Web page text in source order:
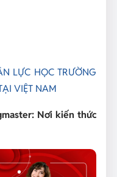
LỰC HỌC TRƯỜNG
VIỆT NAM
Nơi kiến thức